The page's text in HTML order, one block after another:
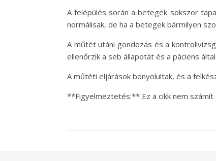
A felépülés során a betegek sokszor
normálisak, de ha a betegek bármilyen
A műtét utáni gondozás és a
ellenőrzik a seb állapotát és a páciens
A műtéti eljárások bonyolultak, és a
**Figyelmeztetés:** Ez a cikk nem